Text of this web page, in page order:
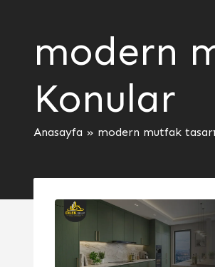
modern
Konular
Anasayfa » modern mutfak